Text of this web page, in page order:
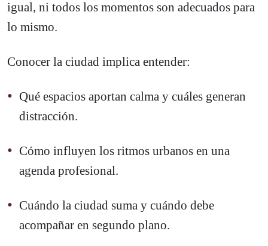
igual, ni todos los momentos son adecuados para
lo mismo.
Conocer la ciudad implica entender:
Qué espacios aportan calma y cuáles generan
distracción.
Cómo influyen los ritmos urbanos en una
agenda profesional.
Cuándo la ciudad suma y cuándo debe
acompañar en segundo plano.